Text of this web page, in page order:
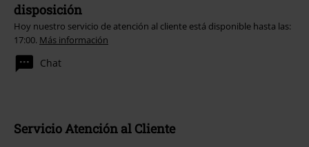
disposición
Hoy nuestro servicio de atención al cliente está disponible hasta las:
17:00. Más información
Chat
Servicio Atención al Cliente